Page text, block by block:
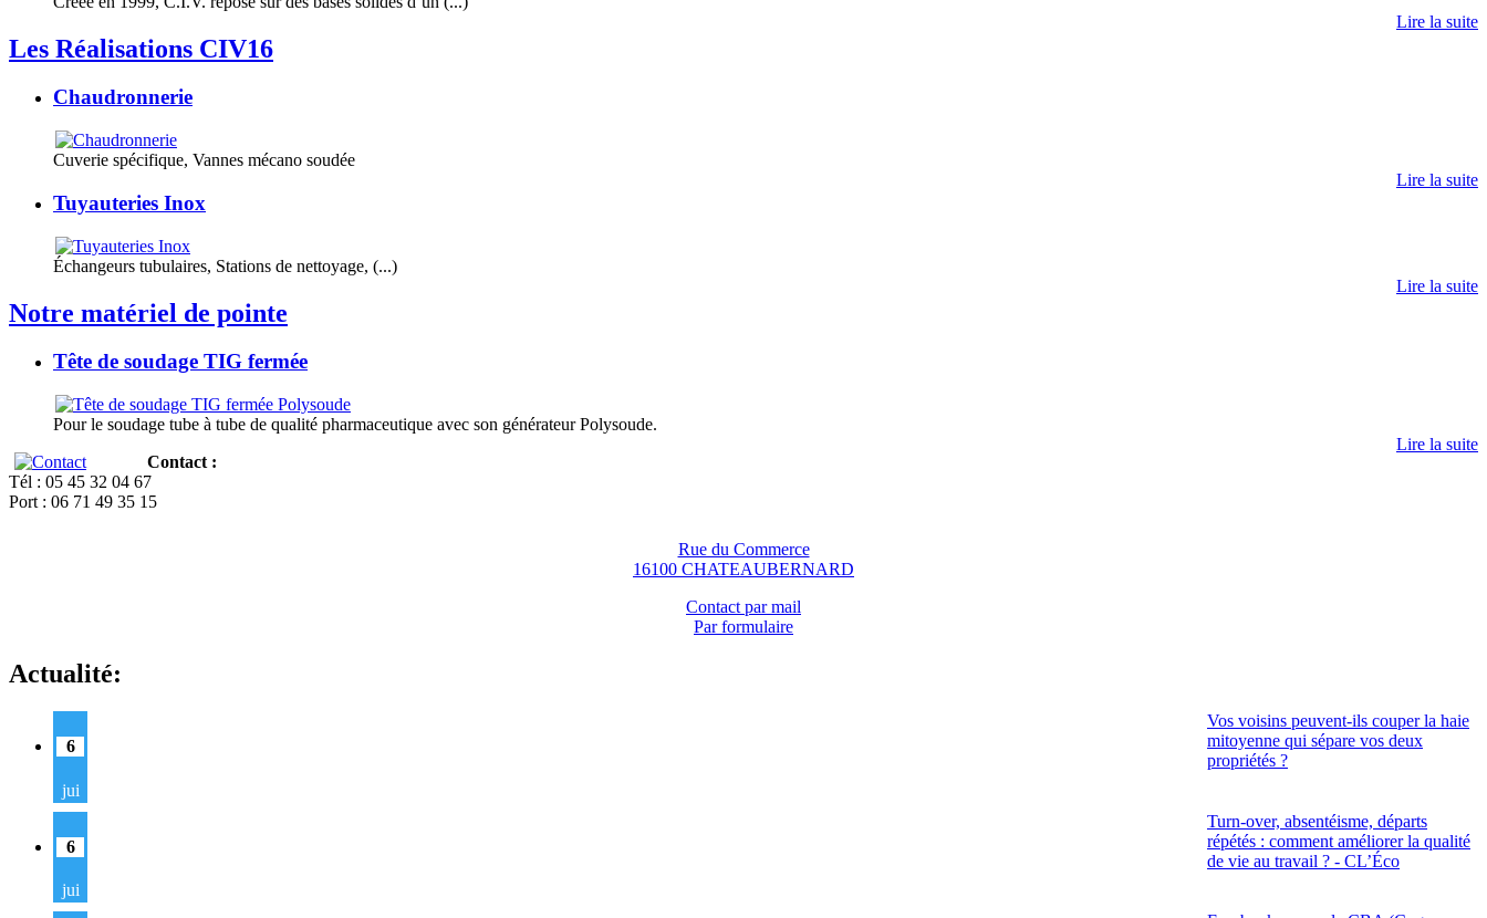
Lire la suite
Les Réalisations CIV16
Chaudronnerie
Cuverie spécifique, Vannes mécano soudée
Lire la suite
Tuyauteries Inox
Échangeurs tubulaires, Stations de nettoyage, (...)
Lire la suite
Notre matériel de pointe
Tête de soudage TIG fermée
Pour le soudage tube à tube de qualité pharmaceutique avec son générateur Polysoude.
Lire la suite
Contact :
Tél : 05 45 32 04 67
Port : 06 71 49 35 15
Rue du Commerce
16100 CHATEAUBERNARD
Contact par mail
Par formulaire
Actualité:
Vos voisins peuvent-ils couper la haie
mitoyenne qui sépare vos deux
propriétés ?
6
jui
Turn-over, absentéisme, départs
répétés : comment améliorer la qualité
de vie au travail ? - CL’Éco
6
jui